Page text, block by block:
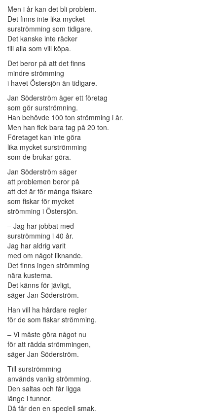
Men i år kan det bli problem.
Det finns inte lika mycket
surströmming som tidigare.
Det kanske inte räcker
till alla som vill köpa.
Det beror på att det finns
mindre strömming
i havet Östersjön än tidigare.
Jan Söderström äger ett företag
som gör surströmning.
Han behövde 100 ton strömming i år.
Men han fick bara tag på 20 ton.
Företaget kan inte göra
lika mycket surströmming
som de brukar göra.
Jan Söderström säger
att problemen beror på
att det är för många fiskare
som fiskar för mycket
strömming i Östersjön.
– Jag har jobbat med
surströmming i 40 år.
Jag har aldrig varit
med om något liknande.
Det finns ingen strömming
nära kusterna.
Det känns för jävligt,
säger Jan Söderström.
Han vill ha hårdare regler
för de som fiskar strömming.
– Vi måste göra något nu
för att rädda strömmingen,
säger Jan Söderström.
Till surströmming
används vanlig strömming.
Den saltas och får ligga
länge i tunnor.
Då får den en speciell smak.